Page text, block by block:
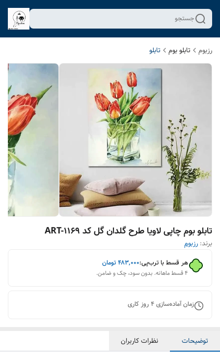
جستجو
رزبوم تابلو بوم تابلو
تابلو بوم چاپی لاویا طرح گلدان گل کد ART-1169
برند: رزبوم
هر قسط با ترب‌پی:۴۸۳٬۰۰۰تومان
۴ قسط ماهانه. بدون سود، چک و ضامن.
زمان آماده‌سازی4روز کاری
توضیحات نظرات کاربران